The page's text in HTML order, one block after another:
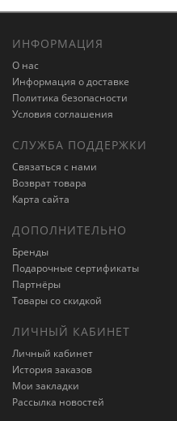
ИНФОРМАЦИЯ
О нас
Информация о доставке
Политика безопасности
Условия соглашения
СЛУЖБА ПОДДЕРЖКИ
Связаться с нами
Возврат товара
Карта сайта
ДОПОЛНИТЕЛЬНО
Бренды
Подарочные сертификаты
Партнёры
Товары со скидкой
ЛИЧНЫЙ КАБИНЕТ
Личный кабинет
История заказов
Мои закладки
Рассылка новостей